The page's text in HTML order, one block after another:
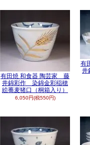
有田焼 和食器 陶芸家 藤
井錦彩作 染錦金彩稲穂
絵蕎麦猪口（桐箱入り）
6,050円(税550円)
有
井